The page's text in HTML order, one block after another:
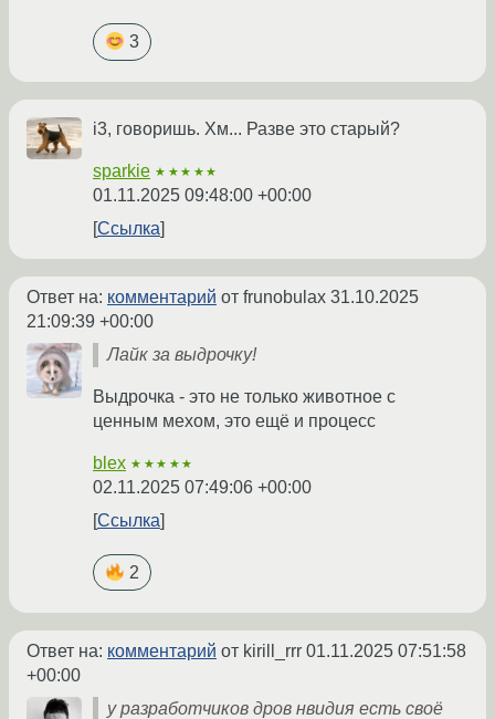
3
i3, говоришь. Хм... Разве это старый?
sparkie ★★★★★
01.11.2025 09:48:00 +00:00
Ссылка
Ответ на: комментарий от frunobulax 31.10.2025
21:09:39 +00:00
Лайк за выдрочку!
Выдрочка - это не только животное с
ценным мехом, это ещё и процесс
blex ★★★★★
02.11.2025 07:49:06 +00:00
Ссылка
2
Ответ на: комментарий от kirill_rrr 01.11.2025 07:51:58
+00:00
у разработчиков дров нвидия есть своё